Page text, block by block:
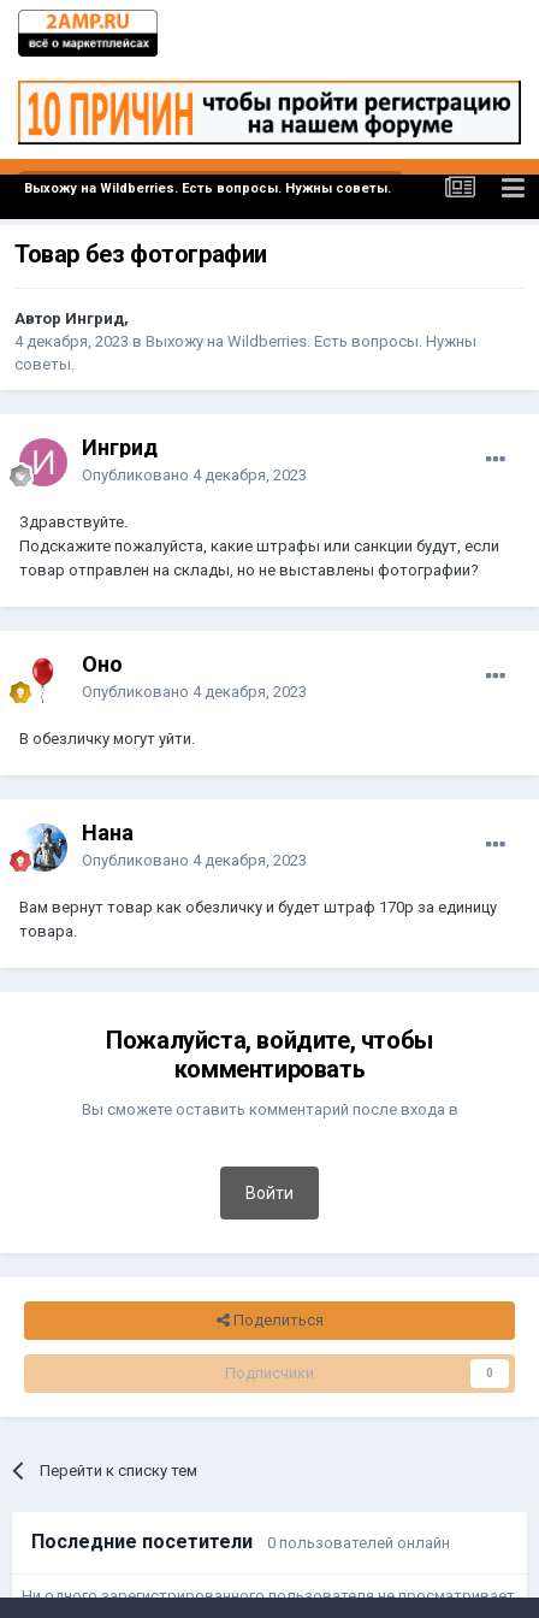
Выхожу на Wildberries. Есть вопросы. Нужны советы.
Товар без фотографии
Автор Ингрид,
4 декабря, 2023 в Выхожу на Wildberries. Есть вопросы. Нужны
советы.
Ингрид
Опубликовано 4 декабря, 2023
Здравствуйте.
Подскажите пожалуйста, какие штрафы или санкции будут, если
товар отправлен на склады, но не выставлены фотографии?
Оно
Опубликовано 4 декабря, 2023
В обезличку могут уйти.
Нана
Опубликовано 4 декабря, 2023
Вам вернут товар как обезличку и будет штраф 170р за единицу
товара.
Пожалуйста, войдите, чтобы
комментировать
Вы сможете оставить комментарий после входа в
Войти
Поделиться
Подписчики 0
Перейти к списку тем
Последние посетители 0 пользователей онлайн
Ни одного зарегистрированного пользователя не просматривает